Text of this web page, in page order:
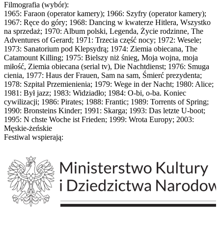
Filmografia (wybór):
1965: Faraon (operator kamery); 1966: Szyfry (operator kamery);
1967: Ręce do góry; 1968: Dancing w kwaterze Hitlera, Wszystko
na sprzedaż; 1970: Album polski, Legenda, Życie rodzinne, The
Adventures of Gerard; 1971: Trzecia część nocy; 1972: Wesele;
1973: Sanatorium pod Klepsydrą; 1974: Ziemia obiecana, The
Catamount Killing; 1975: Bielszy niż śnieg, Moja wojna, moja
miłość, Ziemia obiecana (serial tv), Die Nachtdienst; 1976: Smuga
cienia, 1977: Haus der Frauen, Sam na sam, Śmierć prezydenta;
1978: Szpital Przemienienia; 1979: Wege in der Nacht; 1980: Alice;
1981: Był jazz; 1983: Widziadło; 1984: O-bi, o-ba. Koniec
cywilizacji; 1986: Pirates; 1988: Frantic; 1989: Torrents of Spring;
1990: Bronsteins Kinder; 1991: Skarga; 1993: Das letzte U-boot;
1995: N chste Woche ist Frieden; 1999: Wrota Europy; 2003:
Męskie-żeńskie
Festiwal wspierają: